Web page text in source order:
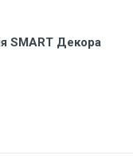
SMART Декора